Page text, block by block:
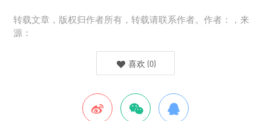
转载文章，版权归作者所有，转载请联系作者。作者：，来
源：
喜欢 (0)